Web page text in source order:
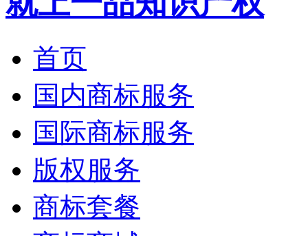
首页
国内商标服务
国际商标服务
版权服务
商标套餐